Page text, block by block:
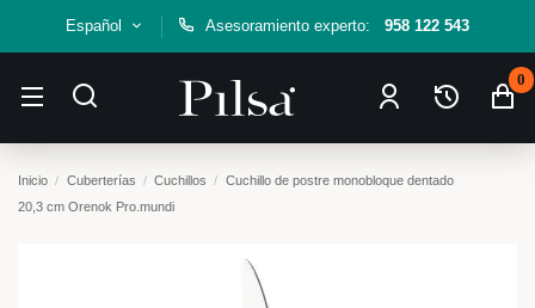
Español Asesoramiento experto: 958 122 543
0
Inicio Cuberterías Cuchillos
Cuchillo de postre monobloque dentado
20,3 cm Orenok Pro.mundi